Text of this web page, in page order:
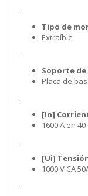
.
Tipo de
Extraíble
.
Soporte
Placa de
.
[In]
1600 A en 40
.
[Ui]
1000 V CA
.